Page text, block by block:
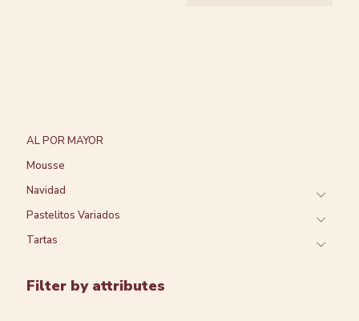
AL POR MAYOR
Mousse
Navidad
Pastelitos Variados
Tartas
Filter by attributes